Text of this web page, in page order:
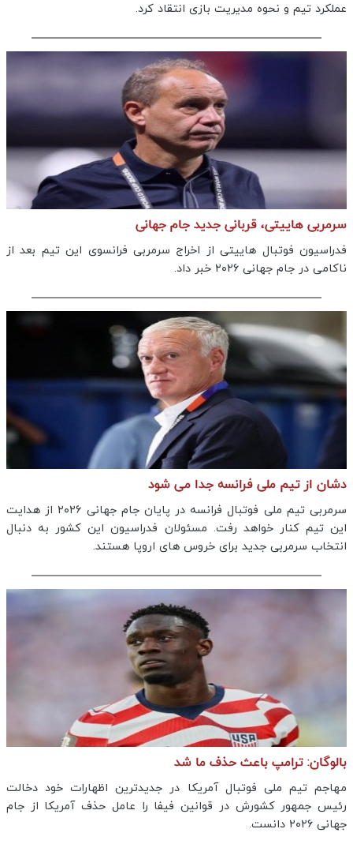
عملکرد تیم و نحوه مدیریت بازی انتقاد کرد.
سرمربی هاییتی، قربانی جدید جام جهانی
فدراسیون فوتبال هاییتی از اخراج سرمربی فرانسوی این تیم بعد از
ناکامی در جام جهانی ۲۰۲۶ خبر داد.
دشان از تیم ملی فرانسه جدا می شود
سرمربی تیم ملی فوتبال فرانسه در پایان جام جهانی ۲۰۲۶ از هدایت
این تیم کنار خواهد رفت. مسئولان فدراسیون این کشور به دنبال
انتخاب سرمربی جدید برای خروس های اروپا هستند.
بالوگان: ترامپ باعث حذف ما شد
مهاجم تیم ملی فوتبال آمریکا در جدیدترین اظهارات خود دخالت
رئیس جمهور کشورش در قوانین فیفا را عامل حذف آمریکا از جام
جهانی ۲۰۲۶ دانست.